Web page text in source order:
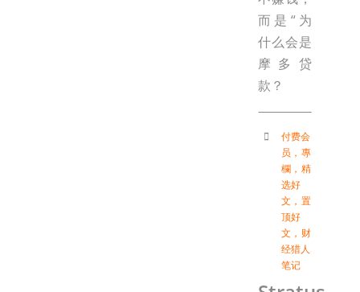
而是“为
什么会是
摩多贷
款？
付费会
员 ， 專
欄 ， 精
选好
文 ， 置
顶好
文 ， 财
经猎人
笔记